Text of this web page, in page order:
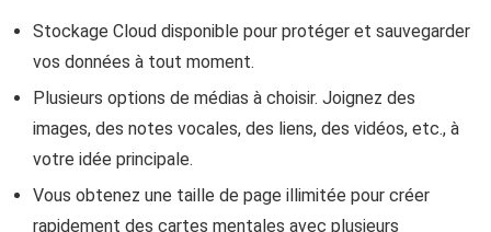
Stockage Cloud disponible pour protéger et sauvegarder
vos données à tout moment.
Plusieurs options de médias à choisir. Joignez des
images, des notes vocales, des liens, des vidéos, etc., à
votre idée principale.
Vous obtenez une taille de page illimitée pour créer
rapidement des cartes mentales avec plusieurs